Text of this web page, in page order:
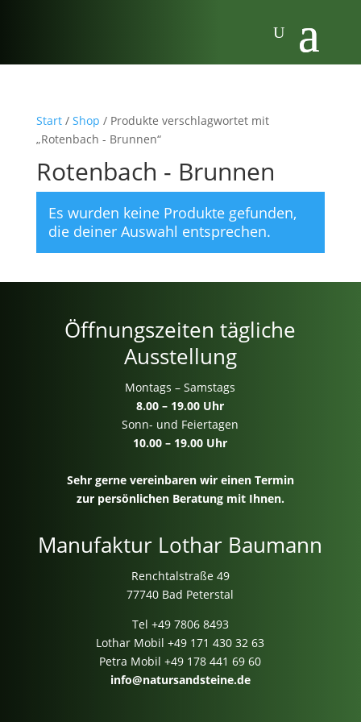
Start/ Shop / Produkte verschlagwortet mit
„Rotenbach - Brunnen“
Rotenbach - Brunnen
Es wurden keine Produkte gefunden,
die deiner Auswahl entsprechen.
Öffnungszeiten tägliche
Ausstellung
Montags – Samstags
8.00 – 19.00 Uhr
Sonn- und Feiertagen
10.00 – 19.00 Uhr
Sehr gerne vereinbaren wir einen Termin
zur persönlichen Beratung mit Ihnen.
Manufaktur Lothar Baumann
Renchtalstraße 49
77740 Bad Peterstal
Tel +49 7806 8493
Lothar Mobil+49 171 430 32 63
Petra Mobil+49 178 441 69 60
info@natursandsteine.de